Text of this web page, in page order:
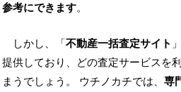
参考にできます。
しかし、「不動産一括査定サイト
提供しており、どの査定サービスを
まうでしょう。 ウチノカチでは、 専